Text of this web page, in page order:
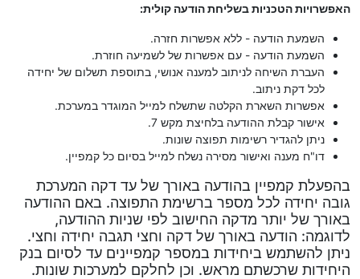
האפשרויות הטכניות בשליחת הודעה קולית:
השמעת הודעה - ללא אפשרות חזרה.
השמעת הודעה - עם אפשרות של לשמיעה חוזרת.
העברת השיחה לניתוב למענה אנושי, בתוספת תשלום של יחידה
לכל דקת ניתוב.
אפשרות השארת הקלטה שתשלח למייל המוגדר במערכת.
אישור קבלת ההודעה בלחיצת מקש 7.
ניתן להגדיר רשימות תפוצה שונות.
דו"ח מענה ואישור מסירה נשלח למייל בסיום כל קמפיין.
בהפעלת קמפיין בהודעה באורך של עד דקה המערכת
גובה יחידה לכל מספר ברשימת התפוצה. באם ההודעה
באורך של יותר מדקה החישוב לפי שניות ההודעה,
לדוגמה: הודעה באורך של דקה וחצי תגבה יחידה וחצי.
ניתן להשתמש ביחידות במספר קמפיינים עד לסיום בנק
היחידות שרכשתם מראש. וכן לחלקם למערכות שונות.